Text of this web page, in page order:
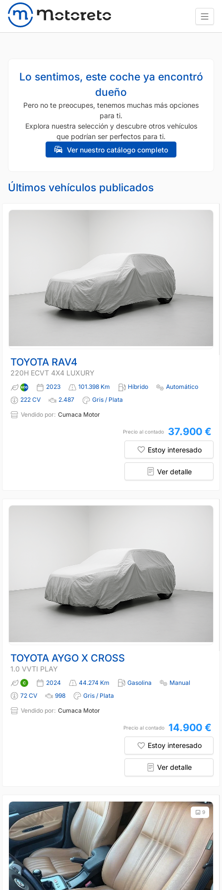
Lo sentimos, este coche ya encontró
dueño
Pero no te preocupes, tenemos muchas más opciones
para ti.
Explora nuestra selección y descubre otros vehículos
que podrían ser perfectos para ti.
Ver nuestro catálogo completo
Últimos vehículos publicados
TOYOTA RAV4
220H ECVT 4X4 LUXURY
2023 101.398 Km Híbrido
Automático
222 CV
2.487
Gris / Plata
Vendido por: Cumaca Motor
Precio al contado 37.900 €
Estoy interesado
Ver detalle
TOYOTA AYGO X CROSS
1.0 VVTI PLAY
2024 44.274 Km Gasolina
Manual
72 CV
998
Gris / Plata
Vendido por: Cumaca Motor
Precio al contado 14.900 €
Estoy interesado
Ver detalle
9